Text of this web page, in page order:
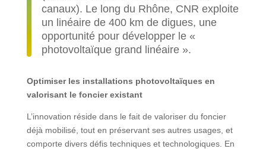
canaux). Le long du Rhône, CNR exploite
un linéaire de 400 km de digues, une
opportunité pour développer le «
photovoltaïque grand linéaire ».
Optimiser les installations photovoltaïques en
valorisant le foncier existant
L’innovation réside dans le fait de valoriser du foncier
déjà mobilisé, tout en préservant ses autres usages, et
comporte divers défis techniques et technologiques. En